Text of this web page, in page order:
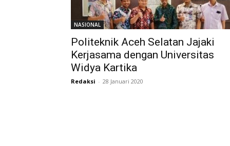
NASIONAL
Politeknik Aceh Selatan Jajaki
Kerjasama dengan Universitas
Widya Kartika
Redaksi - 28 Januari 2020